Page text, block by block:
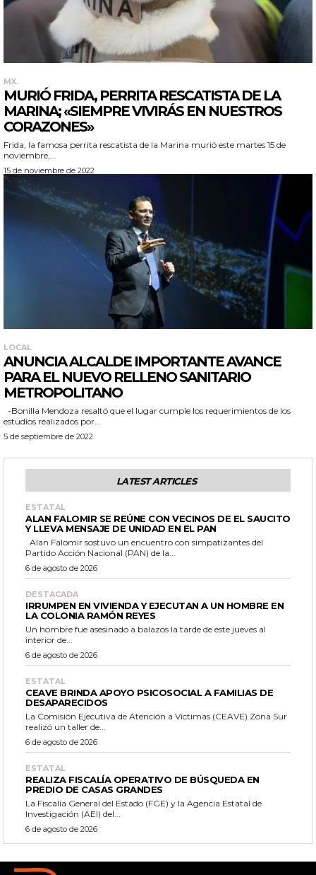
MX.
MURIÓ FRIDA, PERRITA RESCATISTA DE LA
MARINA; «SIEMPRE VIVIRÁS EN NUESTROS
CORAZONES»
Frida, la famosa perrita rescatista de la Marina murió este martes 15 de
noviembre,...
15 de noviembre de 2022
LOCAL
ANUNCIA ALCALDE IMPORTANTE AVANCE
PARA EL NUEVO RELLENO SANITARIO
METROPOLITANO
estudios realizados por...
5 de septiembre de 2022
LATEST ARTICLES
ESTATAL
ALAN FALOMIR SE REÚNE CON VECINOS DE EL SAUCITO
Y LLEVA MENSAJE DE UNIDAD EN EL PAN
Partido Acción Nacional (PAN) de la...
6 de agosto de 2026
DESTACADA
IRRUMPEN EN VIVIENDA Y EJECUTAN A UN HOMBRE EN
LA COLONIA RAMÓN REYES
Un hombre fue asesinado a balazos la tarde de este jueves al
interior de...
6 de agosto de 2026
ESTATAL
CEAVE BRINDA APOYO PSICOSOCIAL A FAMILIAS DE
DESAPARECIDOS
La Comisión Ejecutiva de Atención a Víctimas (CEAVE) Zona Sur
realizó un taller de...
6 de agosto de 2026
ESTATAL
REALIZA FISCALÍA OPERATIVO DE BÚSQUEDA EN
PREDIO DE CASAS GRANDES
La Fiscalía General del Estado (FGE) y la Agencia Estatal de
Investigación (AEI) del...
6 de agosto de 2026